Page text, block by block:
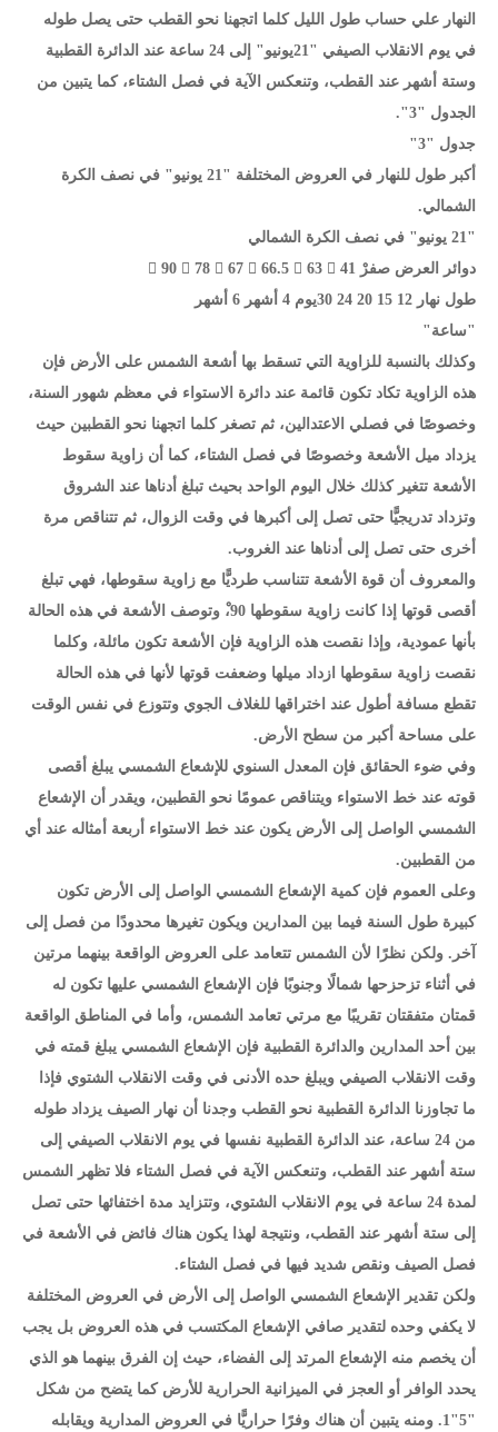
النهار علي حساب طول الليل كلما اتجهنا نحو القطب حتى يصل طوله
في يوم الانقلاب الصيفي "21يونيو" إلى 24 ساعة عند الدائرة القطبية
وستة أشهر عند القطب، وتنعكس الآية في فصل الشتاء، كما يتبين من
الجدول "3".
جدول "3"
أكبر طول للنهار في العروض المختلفة "21 يونيو" في نصف الكرة
الشمالي.
"21 يونيو" في نصف الكرة الشمالي
دوائر العرض صفرْ 41 ْ 63 ْ 66.5 ْ 67 ْ 78 ْ 90 ْ
طول نهار 12 15 20 24 30يوم 4 أشهر 6 أشهر
"ساعة"
وكذلك بالنسبة للزاوية التي تسقط بها أشعة الشمس على الأرض فإن
هذه الزاوية تكاد تكون قائمة عند دائرة الاستواء في معظم شهور السنة،
وخصوصًا في فصلي الاعتدالين، ثم تصغر كلما اتجهنا نحو القطبين حيث
يزداد ميل الأشعة وخصوصًا في فصل الشتاء، كما أن زاوية سقوط
الأشعة تتغير كذلك خلال اليوم الواحد بحيث تبلغ أدناها عند الشروق
وتزداد تدريجيًّا حتى تصل إلى أكبرها في وقت الزوال، ثم تتناقص مرة
أخرى حتى تصل إلى أدناها عند الغروب.
والمعروف أن قوة الأشعة تتناسب طرديًّا مع زاوية سقوطها، فهي تبلغ
أقصى قوتها إذا كانت زاوية سقوطها 90،ْ وتوصف الأشعة في هذه الحالة
بأنها عمودية، وإذا نقصت هذه الزاوية فإن الأشعة تكون مائلة، وكلما
نقصت زاوية سقوطها ازداد ميلها وضعفت قوتها لأنها في هذه الحالة
تقطع مسافة أطول عند اختراقها للغلاف الجوي وتتوزع في نفس الوقت
على مساحة أكبر من سطح الأرض.
وفي ضوء الحقائق فإن المعدل السنوي للإشعاع الشمسي يبلغ أقصى
قوته عند خط الاستواء ويتناقص عمومًا نحو القطبين، ويقدر أن الإشعاع
الشمسي الواصل إلى الأرض يكون عند خط الاستواء أربعة أمثاله عند أي
من القطبين.
وعلى العموم فإن كمية الإشعاع الشمسي الواصل إلى الأرض تكون
كبيرة طول السنة فيما بين المدارين ويكون تغيرها محدودًا من فصل إلى
آخر. ولكن نظرًا لأن الشمس تتعامد على العروض الواقعة بينهما مرتين
في أثناء تزحزحها شمالًا وجنوبًا فإن الإشعاع الشمسي عليها تكون له
قمتان متفقتان تقريبًا مع مرتي تعامد الشمس، وأما في المناطق الواقعة
بين أحد المدارين والدائرة القطبية فإن الإشعاع الشمسي يبلغ قمته في
وقت الانقلاب الصيفي ويبلغ حده الأدنى في وقت الانقلاب الشتوي فإذا
ما تجاوزنا الدائرة القطبية نحو القطب وجدنا أن نهار الصيف يزداد طوله
من 24 ساعة، عند الدائرة القطبية نفسها في يوم الانقلاب الصيفي إلى
ستة أشهر عند القطب، وتنعكس الآية في فصل الشتاء فلا تظهر الشمس
لمدة 24 ساعة في يوم الانقلاب الشتوي، وتتزايد مدة اختفائها حتى تصل
إلى ستة أشهر عند القطب، ونتيجة لهذا يكون هناك فائض في الأشعة في
فصل الصيف ونقص شديد فيها في فصل الشتاء.
ولكن تقدير الإشعاع الشمسي الواصل إلى الأرض في العروض المختلفة
لا يكفي وحده لتقدير صافي الإشعاع المكتسب في هذه العروض بل يجب
أن يخصم منه الإشعاع المرتد إلى الفضاء، حيث إن الفرق بينهما هو الذي
يحدد الوافر أو العجز في الميزانية الحرارية للأرض كما يتضح من شكل
"5"1. ومنه يتبين أن هناك وفرًا حراريًّا في العروض المدارية ويقابله